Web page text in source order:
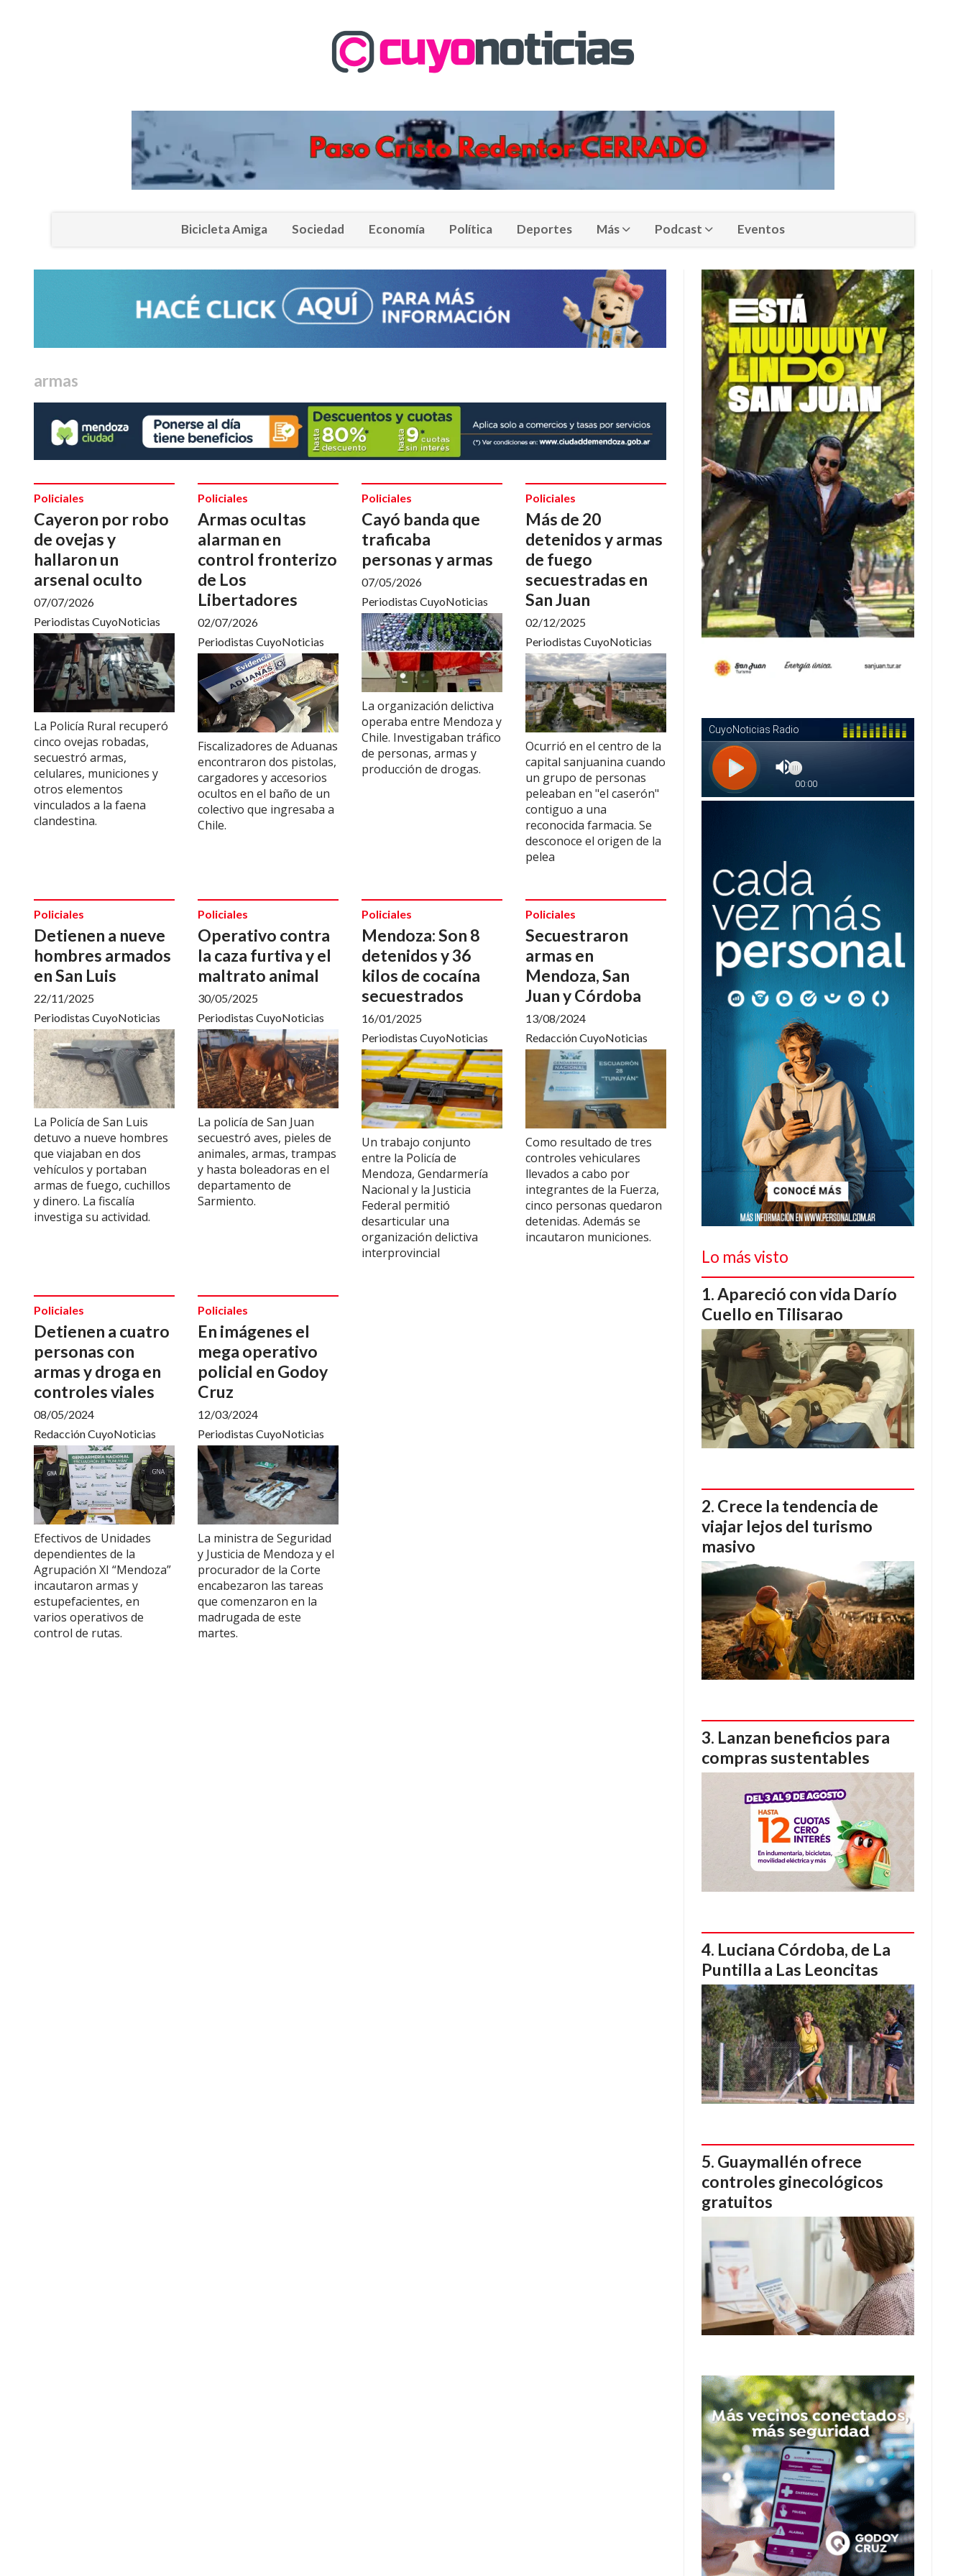
Bicicleta Amiga Sociedad Economía Política Deportes Más Podcast Eventos
armas
Cayeron por robo
de ovejas y
hallaron un
arsenal oculto
Periodistas CuyoNoticias
Policiales
07/07/2026
La Policía Rural recuperó
cinco ovejas robadas,
secuestró armas,
celulares, municiones y
otros elementos
vinculados a la faena
clandestina.
Armas ocultas
alarman en
control fronterizo
de Los
Libertadores
Periodistas CuyoNoticias
Policiales
02/07/2026
Fiscalizadores de Aduanas
encontraron dos pistolas,
cargadores y accesorios
ocultos en el baño de un
colectivo que ingresaba a
Chile.
Cayó banda que
traficaba
personas y armas
Periodistas CuyoNoticias
Policiales
07/05/2026
La organización delictiva
operaba entre Mendoza y
Chile. Investigaban tráfico
de personas, armas y
producción de drogas.
Más de 20
detenidos y armas
de fuego
secuestradas en
San Juan
Periodistas CuyoNoticias
Policiales
02/12/2025
Ocurrió en el centro de la
capital sanjuanina cuando
un grupo de personas
peleaban en "el caserón"
contiguo a una
reconocida farmacia. Se
desconoce el origen de la
pelea
Detienen a nueve
hombres armados
en San Luis
Periodistas CuyoNoticias
Policiales
22/11/2025
La Policía de San Luis
detuvo a nueve hombres
que viajaban en dos
vehículos y portaban
armas de fuego, cuchillos
y dinero. La fiscalía
investiga su actividad.
Operativo contra
la caza furtiva y el
maltrato animal
Periodistas CuyoNoticias
Policiales
30/05/2025
La policía de San Juan
secuestró aves, pieles de
animales, armas, trampas
y hasta boleadoras en el
departamento de
Sarmiento.
Mendoza: Son 8
detenidos y 36
kilos de cocaína
secuestrados
Periodistas CuyoNoticias
Policiales
16/01/2025
Un trabajo conjunto
entre la Policía de
Mendoza, Gendarmería
Nacional y la Justicia
Federal permitió
desarticular una
organización delictiva
interprovincial
Secuestraron
armas en
Mendoza, San
Juan y Córdoba
Redacción CuyoNoticias
Policiales
13/08/2024
Como resultado de tres
controles vehiculares
llevados a cabo por
integrantes de la Fuerza,
cinco personas quedaron
detenidas. Además se
incautaron municiones.
Detienen a cuatro
personas con
armas y droga en
controles viales
Redacción CuyoNoticias
Policiales
08/05/2024
Efectivos de Unidades
dependientes de la
Agrupación XI “Mendoza”
incautaron armas y
estupefacientes, en
varios operativos de
control de rutas.
En imágenes el
mega operativo
policial en Godoy
Cruz
Periodistas CuyoNoticias
Policiales
12/03/2024
La ministra de Seguridad
y Justicia de Mendoza y el
procurador de la Corte
encabezaron las tareas
que comenzaron en la
madrugada de este
martes.
Lo más visto
Apareció con vida Darío
Cuello en Tilisarao
Crece la tendencia de
viajar lejos del turismo
masivo
Lanzan beneficios para
compras sustentables
Luciana Córdoba, de La
Puntilla a Las Leoncitas
Guaymallén ofrece
controles ginecológicos
gratuitos